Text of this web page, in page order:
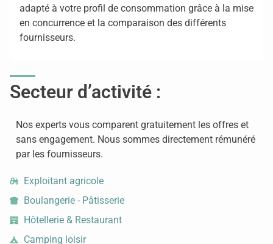
adapté à votre profil de consommation grâce à la mise
en concurrence et la comparaison des différents
fournisseurs.
Secteur d’activité :
Nos experts vous comparent gratuitement les offres et
sans engagement. Nous sommes directement rémunéré
par les fournisseurs.
Exploitant agricole
Boulangerie - Pâtisserie
Hôtellerie & Restaurant
Camping loisir